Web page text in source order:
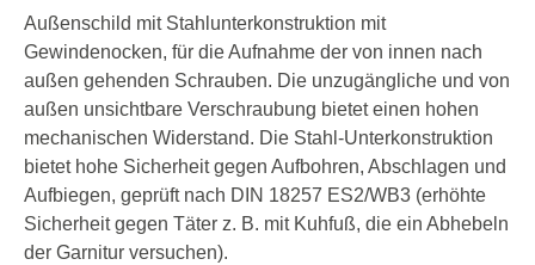
Außenschild mit Stahlunterkonstruktion mit
Gewindenocken, für die Aufnahme der von innen nach
außen gehenden Schrauben. Die unzugängliche und von
außen unsichtbare Verschraubung bietet einen hohen
mechanischen Widerstand. Die Stahl-Unterkonstruktion
bietet hohe Sicherheit gegen Aufbohren, Abschlagen und
Aufbiegen, geprüft nach DIN 18257 ES2/WB3 (erhöhte
Sicherheit gegen Täter z. B. mit Kuhfuß, die ein Abhebeln
der Garnitur versuchen).